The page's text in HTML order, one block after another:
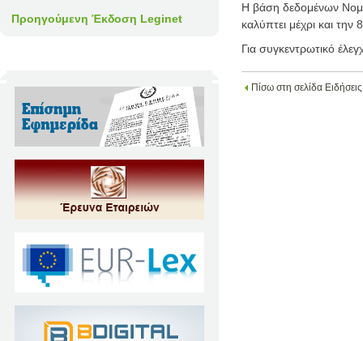
Προηγούμενη Έκδοση Leginet
Η βάση δεδομένων
καλύπτει μέχρι και την 8
Για συγκεντρωτικό
Πίσω στη σελίδα Ειδήσεις